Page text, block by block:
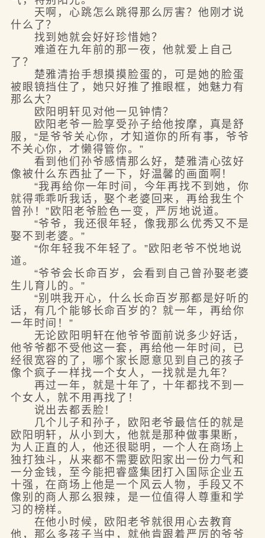
天啊，心跳怎么跳得那么厉害？他刚才说
什么了？
找到她就会好好珍惜她？
难道在九年前的那一夜，他就爱上自己
了？
楚雅清抬手想摸摸脸蛋的，可是她的脸蛋
被眼镜挡住了，她只好推了推眼框，她魅力有
那么大？
欧阳明轩见对他一见钟情？
欧阳老爷一脸享受孙子给他按摩，真是舒
服，“是爷爷关心你，才知道你的所有事，爷爷
不关心你，才懒得管你。”
看到他们孙爷感情那么好，楚雅清心弦好
像被什么东西扯了一下，好温馨的画面啊！
“我再给你一年时间，今年再找不到她，你
就得乖乖听我话，娶个老婆回来，再给我生个
曾孙！”欧阳老爷脸色一变，严厉地说道。
“爷爷，我还很年轻，像我那么优秀又不是
娶不到老婆。”
“你年轻我不年轻了。”欧阳老爷不悦地说
道。
“爷爷会长命百岁，会看到自己曾孙娶老婆
生儿育儿的。”
“别哄我开心，什么长命百岁那都是好听的
话，有几个能够长命百岁的？就一年，再给你
一年时间！”
无论欧阳明轩在他爷爷面前说多少好话，
他爷爷都不受他这一套，再给他一年时间，已
经很宽容的了，哪个家长愿意见到自己的孩子
像个疯子一样找一个女人，一找就是九年？
再过一年，就是十年了，十年都找不到一
个女人，就不用再找了！
说出去都丢脸！
几个儿子和孙子，欧阳老爷最信任的就是
欧阳明轩，从小到大，他就是那种做事果断，
为人正直的人，他还很聪明，一个人在商场上
独打独斗，从来都不需要欧阳家出一份力气和
一分金钱，至今能把睿盛集团打入国际企业五
十强，在商场上他是一个风云人物，手段又不
像别的商人那么狠辣，是一位值得人尊重和学
习的榜样。
在他小时候，欧阳老爷就很用心去教育
他，那么多孩子当中，就他肯跟着严厉的爷爷